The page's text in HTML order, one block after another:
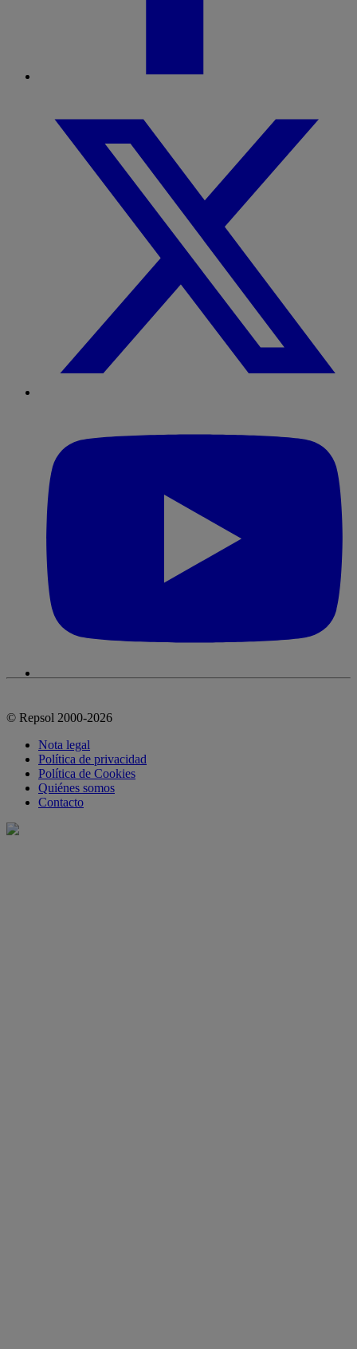
© Repsol 2000-2026
Nota legal
Política de privacidad
Política de Cookies
Quiénes somos
Contacto